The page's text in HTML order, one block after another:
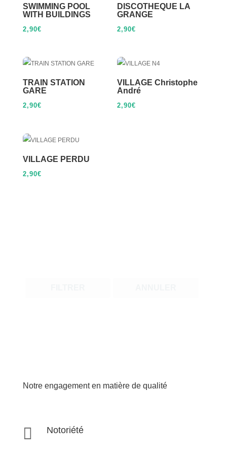
SWIMMING POOL
WITH BUILDINGS
2,90€
DISCOTHEQUE LA
GRANGE
2,90€
TRAIN STATION
GARE
2,90€
VILLAGE Christophe
André
2,90€
VILLAGE PERDU
2,90€
Notre engagement en matière de qualité
 Notoriété